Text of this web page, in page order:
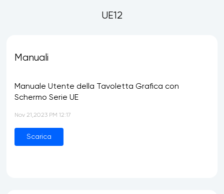
UE12
Manuali
Manuale Utente della Tavoletta Grafica con
Schermo Serie UE
Nov 21,2023 PM 12:17
Scarica